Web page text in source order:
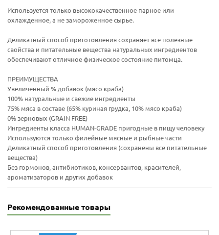
Используется только высококачественное парное или
охлажденное, а не замороженное сырье.
Деликатный способ приготовления сохраняет все полезные
свойства и питательные вещества натуральных ингредиентов
обеспечивают отличное физическое состояние питомца.
ПРЕИМУЩЕСТВА
Увеличенный % добавок (мясо краба)
100% натуральные и свежие ингредиенты
75% мяса в составе (65% куриная грудка, 10% мясо краба)
0% зерновых (GRAIN FREE)
Ингредиенты класса HUMAN-GRADE пригодные в пищу человеку
Используются только филейные мясные и рыбные части
Деликатный способ приготовления (сохранены все питательные
вещества)
Без гормонов, антибиотиков, консервантов, красителей,
ароматизаторов и других добавок
Рекомендованные товары